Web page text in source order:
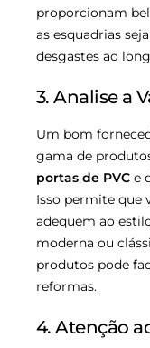
proporcionam
as esquadrias
desgastes ao
3. Analise a
Um bom
gama de
portas de PVC e
Isso permite que
adequem ao
moderna ou
produtos pode
reformas.
4. Atenção